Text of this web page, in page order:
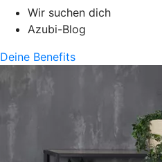
Wir suchen dich
Azubi-Blog
Deine Benefits